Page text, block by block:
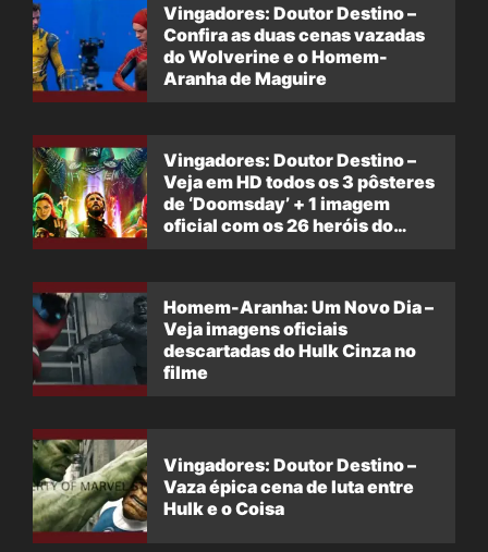
Vingadores: Doutor Destino –
Confira as duas cenas vazadas
do Wolverine e o Homem-
Aranha de Maguire
Vingadores: Doutor Destino –
Veja em HD todos os 3 pôsteres
de ‘Doomsday’ + 1 imagem
oficial com os 26 heróis do
Homem-Aranha: Um Novo Dia –
Veja imagens oficiais
descartadas do Hulk Cinza no
filme
Vingadores: Doutor Destino –
Vaza épica cena de luta entre
Hulk e o Coisa